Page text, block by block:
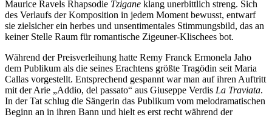
Maurice Ravels Rhapsodie Tzigane klang unerbittlich streng. Sich
des Verlaufs der Komposition in jedem Moment bewusst, entwarf
sie zielsicher ein herbes und unsentimentales Stimmungsbild, das an
keiner Stelle Raum für romantische Zigeuner-Klischees bot.
Während der Preisverleihung hatte Remy Franck Ermonela Jaho
dem Publikum als die seines Erachtens größte Tragödin seit Maria
Callas vorgestellt. Entsprechend gespannt war man auf ihren Auftritt
mit der Arie „Addio, del passato“ aus Giuseppe Verdis La Traviata.
In der Tat schlug die Sängerin das Publikum vom melodramatischen
Beginn an in ihren Bann und hielt es erst recht während der